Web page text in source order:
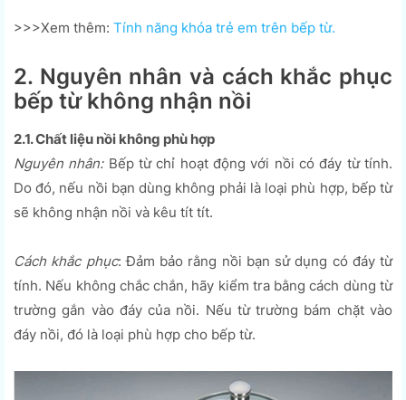
>>>Xem thêm: Tính năng khóa trẻ em trên bếp từ.
2. Nguyên nhân và cách khắc phục
bếp từ không nhận nồi
2.1. Chất liệu nồi không phù hợp
Nguyên nhân:Bếp từ chỉ hoạt động với nồi có đáy từ tính.
Do đó, nếu nồi bạn dùng không phải là loại phù hợp, bếp từ
sẽ không nhận nồi và kêu tít tít.
Cách khắc phục: Đảm bảo rằng nồi bạn sử dụng có đáy từ
tính. Nếu không chắc chắn, hãy kiểm tra bằng cách dùng từ
trường gắn vào đáy của nồi. Nếu từ trường bám chặt vào
đáy nồi, đó là loại phù hợp cho bếp từ.